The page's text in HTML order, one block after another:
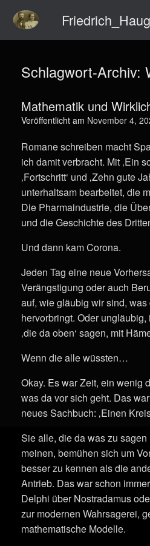
Inhalt
springen
Schlagwort-Archiv:
Mathematik und
Veröffentlicht am November 4,
Romane schreiben macht
ich damit verbracht. Mit ‚Ein
‚Fortschritt‘ und ‚Zehn gute
unterhaltsam bearbeitet, die
Die Pharmaindustrie, die
und die Geschichte des
Und dann kam Corona.
Jeden Tag eine neue
Verängstigung oder auch
auf, wie gläubig wir sind,
hervorbringt. Oder
‚die da oben‘ sagen, mit
Wenn die alle wüssten…
Okay. Es war Zeit, ein wenig
was da vor sich geht. Das
neues Sachbuch: ‚Einen
Sie alle, die da was zu
meinen, bemühen sich um
besser zu kennen als die
Antrieb. Das war schon
Delphi über Nostradamus
zur modernen Wahrsagerei,
mathematische Modelle.